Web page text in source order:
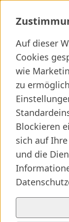
Auf dieser
Cookies
wie
zu
Blockieren
sich auf
und die
Ich suche ...
Wichtige Links
Kliniken finden